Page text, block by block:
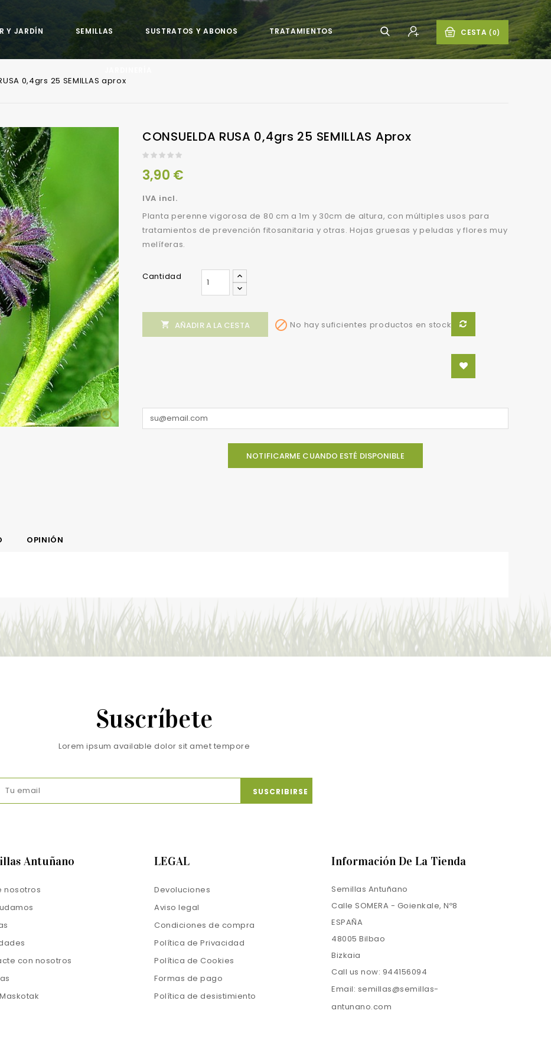
Y JARDÍN SEMILLAS SUSTRATOS Y ABONOS TRATAMIENTOS CESTA (0)
0,4grs 25 SEMILLAS aprox

CONSUELDA RUSA 0,4grs 25 SEMILLAS Aprox
3,90 €
IVA incl.
Planta perenne vigorosa de 80 cm a 1m y 30cm de altura, con múltiples usos para
tratamientos de prevención fitosanitaria y otras. Hojas gruesas y peludas y flores muy
melíferas.
Cantidad
 AÑADIR A LA CESTA  No hay suficientes productos en stock
NOTIFICARME CUANDO ESTÉ DISPONIBLE
OPINIÓN
Suscríbete
Lorem ipsum available dolor sit amet tempore
Antuñano
nosotros
con nosotros
LEGAL
Devoluciones
Aviso legal
Condiciones de compra
Política de Privacidad
Política de Cookies
Formas de pago
Política de desistimiento
Información De La Tienda
Semillas Antuñano
Calle SOMERA - Goienkale, Nº8
ESPAÑA
48005 Bilbao
Bizkaia
Call us now: 944156094
Email: semillas@semillas-
antunano.com